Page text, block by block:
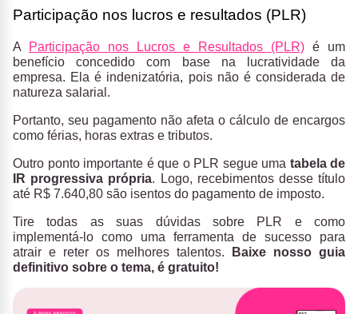
Participação nos lucros e resultados (PLR)
A Participação nos Lucros e Resultados (PLR) é um
benefício concedido com base na lucratividade da
empresa. Ela é indenizatória, pois não é considerada de
natureza salarial.
Portanto, seu pagamento não afeta o cálculo de encargos
como férias, horas extras e tributos.
Outro ponto importante é que o PLR segue uma tabela de
IR progressiva própria. Logo, recebimentos desse título
até R$ 7.640,80 são isentos do pagamento de imposto.
Tire todas as suas dúvidas sobre PLR e como
implementá-lo como uma ferramenta de sucesso para
atrair e reter os melhores talentos.
Baixe nosso guia
definitivo sobre o tema, é gratuito!